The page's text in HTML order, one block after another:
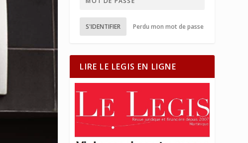
S'IDENTIFIER Perdu mon mot de passe
LIRE LE LEGIS EN LIGNE